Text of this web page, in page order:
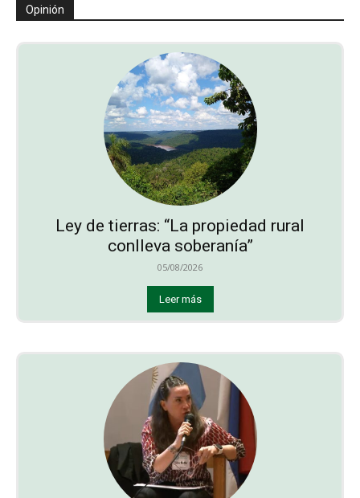
Opinión
Ley de tierras: “La propiedad rural
conlleva soberanía”
05/08/2026
Leer más